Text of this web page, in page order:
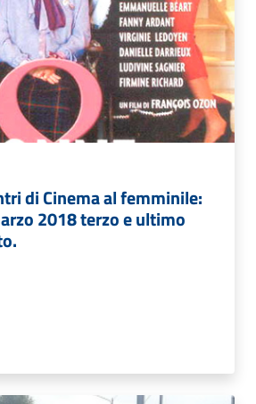
di Cinema al femminile:
2018 terzo e ultimo